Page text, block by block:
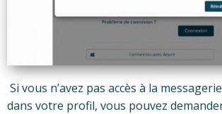
Si vous n’avez pas accès à la
dans votre profil, vous pouvez